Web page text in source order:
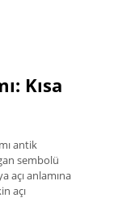
Kısa
antik
sembolü
açı anlamına
açı